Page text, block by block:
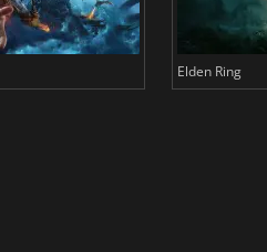
Elden Ring